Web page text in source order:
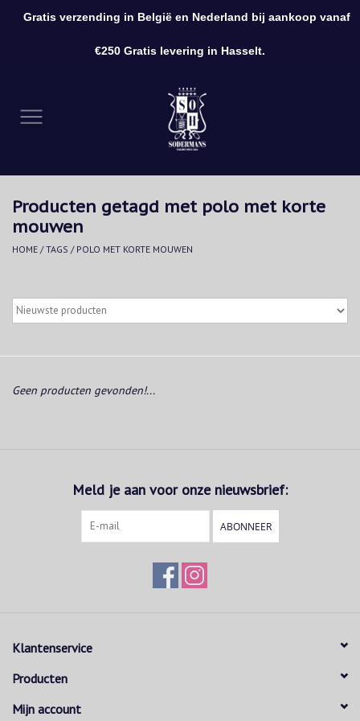
Kleding
Accessoires
Cadeaubon
Producten getagd met polo met korte
mouwen
HOME /TAGS / POLO MET KORTE MOUWEN
Geen producten gevonden!...
Meld je aan voor onze nieuwsbrief:
ABONNEER
Klantenservice
Producten
Mijn account
Gratis verzending in België en Nederland bij aankoop vanaf
€250 Gratis levering in Hasselt.